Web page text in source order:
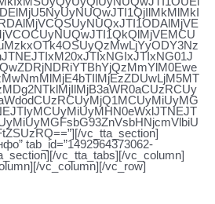
vc_tta_section]
tab_id=”1492964373062-
vc_tta_tabs][/vc_column]
vc_column][/vc_row]